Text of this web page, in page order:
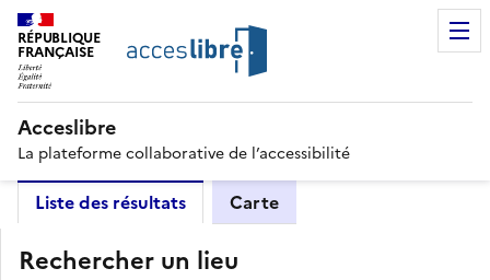
RÉPUBLIQUE
FRANÇAISE
Acceslibre
La plateforme collaborative de l’accessibilité
Liste des résultats Carte
Rechercher un lieu